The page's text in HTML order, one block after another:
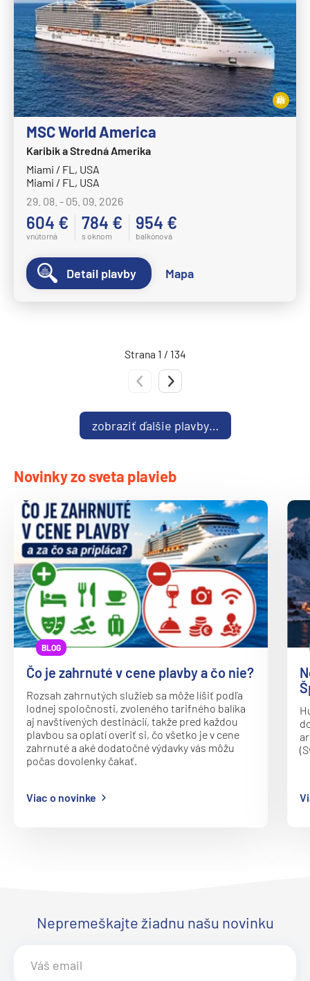
Arvia
Aurora
Azura
Britannia
Iona
Ventura
Paul Gauguin Cruises
MS Paul Gauguin
Plantours
MS Hamburg
Ponant
Le Bellot
Le Boreal
Le Commandant Charcot
Le Dumont-D'Urville
Le Jacques Cartier
Le Laperouse
Le Ponant
Le Soleal
L´Austral
The Spirit of Ponant
Princess
Caribbean Princess
Coral Princess
Crown Princess
Diamond Princess
Discovery Princess
Emerald Princess
Enchanted Princess
Grand Princess
Sky Princess
Sun Princess
MSC World America
Karibik a Stredná Amerika
Miami / FL, USA
Miami / FL, USA
29. 08. - 05. 09. 2026
604 €
vnútorná
784 €
s oknom
954 €
balkónová
Detail plavby Mapa
Strana 1 / 134
Predchádzajúca strana
zobraziť ďalšie plavby…
Novinky zo sveta plavieb
BLOG
Čo je zahrnuté v cene plavby a čo nie?
Rozsah zahrnutých služieb sa môže líšiť podľa
lodnej spoločnosti, zvoleného tarifného balíka
aj navštívených destinácií, takže pred každou
plavbou sa oplatí overiť si, čo všetko je v cene
zahrnuté a aké dodatočné výdavky vás môžu
počas dovolenky čakať.
Viac o novinke
Nepremeškajte žiadnu našu novinku